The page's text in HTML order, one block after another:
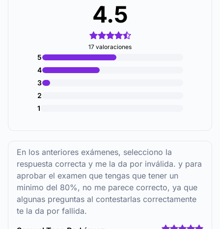
4.5
17 valoraciones
5
4
3
2
1
En los anteriores exámenes, selecciono la
respuesta correcta y me la da por inválida. y para
aprobar el examen que tengas que tener un
minimo del 80%, no me parece correcto, ya que
algunas preguntas al contestarlas correctamente
te la da por fallida.